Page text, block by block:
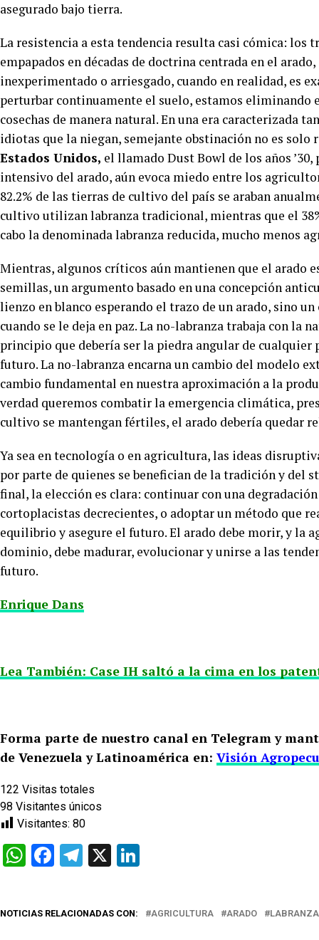
asegurado bajo tierra.
La resistencia a esta tendencia resulta casi cómica:
empapados en décadas de doctrina centrada en el
inexperimentado o arriesgado, cuando en realidad, es
perturbar continuamente el suelo, estamos
cosechas de manera natural. En una era caracterizada
idiotas que la niegan, semejante obstinación no es
Estados Unidos, el llamado Dust Bowl de los años
intensivo del arado, aún evoca miedo entre los
82.2% de las tierras de cultivo del país se araban
cultivo utilizan labranza tradicional, mientras que el
cabo la denominada labranza reducida, mucho menos
Mientras, algunos críticos aún mantienen que el arado
semillas, un argumento basado en una concepción
lienzo en blanco esperando el trazo de un arado, sino
cuando se le deja en paz. La no-labranza trabaja con la
principio que debería ser la piedra angular de
futuro. La no-labranza encarna un cambio del modelo
cambio fundamental en nuestra aproximación a la
verdad queremos combatir la emergencia climática,
cultivo se mantengan fértiles, el arado debería quedar
Ya sea en tecnología o en agricultura, las ideas
por parte de quienes se benefician de la tradición y del
final, la elección es clara: continuar con una
cortoplacistas decrecientes, o adoptar un método que
equilibrio y asegure el futuro. El arado debe morir, y la
dominio, debe madurar, evolucionar y unirse a las
futuro.
Enrique Dans
Lea También: Case IH saltó a la cima en los
Forma parte de nuestro canal en Telegram y
de Venezuela y Latinoamérica en: Visión
122 Visitas totales
98 Visitantes únicos
Visitantes: 80
WhatsApp
Facebook
Telegram
X
NOTICIAS RELACIONADAS CON: AGRICULTURA ARADO LABRANZA